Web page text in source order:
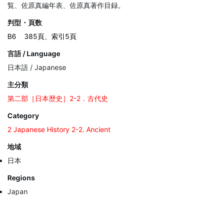
覧、佐原真編年表、佐原真著作目録。
判型・頁数
B6
385頁、索引5頁
言語 / Language
日本語 / Japanese
主分類
第二部［日本歴史］2-2．古代史
Category
2 Japanese History 2-2. Ancient
地域
日本
Regions
Japan